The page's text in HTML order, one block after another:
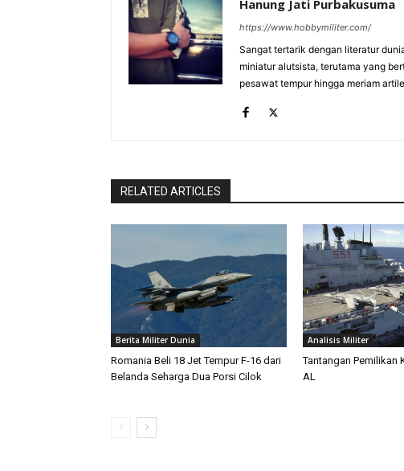
Hanung Jati Purbakusuma
https://www.hobbymiliter.com/
Sangat tertarik dengan literatur
miniatur alutsista, terutama yang
pesawat tempur hingga meriam
RELATED ARTICLES
Berita Militer Dunia
Romania Beli 18 Jet Tempur F-16 dari
Belanda Seharga Dua Porsi Cilok
Analisis Militer
Tantangan Pemilikan
AL